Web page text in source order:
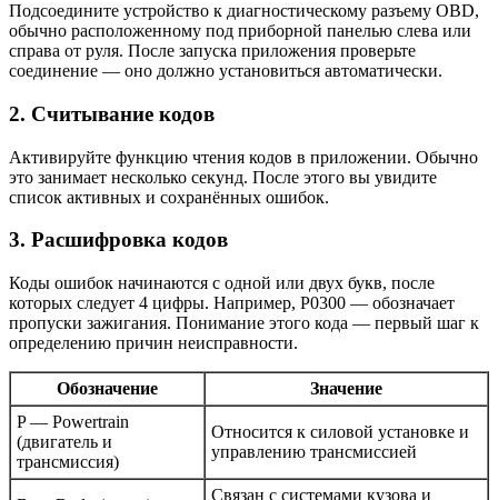
Подсоедините устройство к диагностическому разъему OBD,
обычно расположенному под приборной панелью слева или
справа от руля. После запуска приложения проверьте
соединение — оно должно установиться автоматически.
2. Считывание кодов
Активируйте функцию чтения кодов в приложении. Обычно
это занимает несколько секунд. После этого вы увидите
список активных и сохранённых ошибок.
3. Расшифровка кодов
Коды ошибок начинаются с одной или двух букв, после
которых следует 4 цифры. Например, P0300 — обозначает
пропуски зажигания. Понимание этого кода — первый шаг к
определению причин неисправности.
Обозначение
Значение
P — Powertrain
(двигатель и
трансмиссия)
Относится к силовой установке и
управлению трансмиссией
Связан с системами кузова и